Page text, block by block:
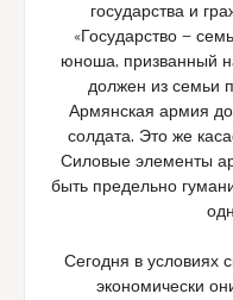
государства и
«Государство —
юноша, призванный
должен из семьи
Армянская армия
солдата. Это же
Силовые элементы
быть предельно
Сегодня в условиях
экономически